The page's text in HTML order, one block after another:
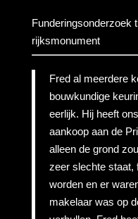
Funderingsonderzoek
rijksmonument
Fred al meerdere
bouwkundige
eerlijk. Hij heeft
aankoop aan de
alleen de grond
zeer slechte staat,
worden en er
makelaar was op